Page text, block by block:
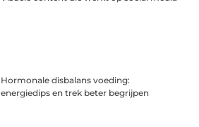
Hormonale disbalans voeding:
energiedips en trek beter begrijpen